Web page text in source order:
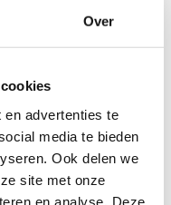
Over
en advertenties te
media te bieden
Ook delen we
site met onze
en analyse. Deze
2024 at 09:51